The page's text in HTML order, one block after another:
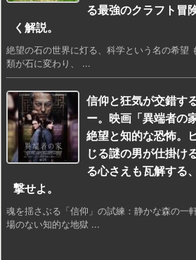
る最強のクラフト冒
く解説。
絶望の石の世界に灯る、科学という名の希望
類が石に変わり、 ...
信仰と狂気が交錯す
ー。映画「異端者の
絶望と知的な恐怖。
じる謎の男が仕掛け
る心さえも瓦解する
撃せよ。
魂を揺さぶる「信仰」の試練：静かな森の一
場のない知的な地獄 ...